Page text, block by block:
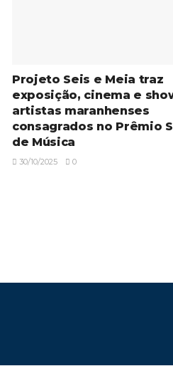
Projeto Seis e Meia traz
exposição, cinema e
artistas maranhenses
consagrados no Prêmio
de Música
30/10/2025 0